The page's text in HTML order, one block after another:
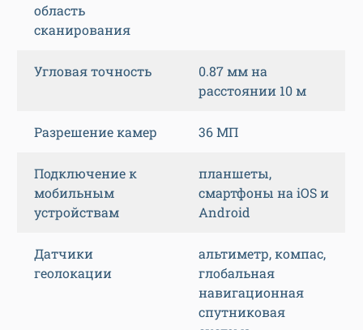
область
сканирования
Угловая точность
0.87 мм на
расстоянии 10 м
Разрешение камер 36 МП
Подключение к
мобильным
устройствам
планшеты,
смартфоны на iOS и
Android
Датчики
геолокации
альтиметр, компас,
глобальная
навигационная
спутниковая